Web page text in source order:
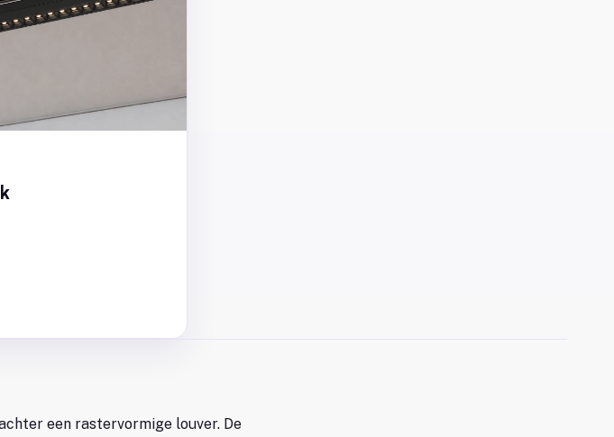
een rastervormige louver. De